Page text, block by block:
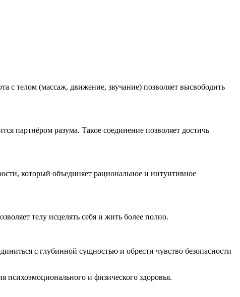
с телом (массаж, движение, звучание) позволяет высвободить
партнёром разума. Такое соединение позволяет достичь
который объединяет рациональное и интуитивное
телу исцелять себя и жить более полно.
с глубинной сущностью и обрести чувство безопасности
психоэмоционального и физического здоровья.